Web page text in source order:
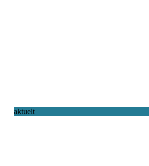
aktuelt